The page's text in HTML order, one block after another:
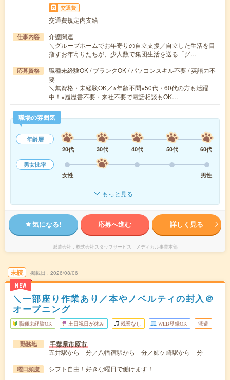
交通費
交通費規定内支給
仕事内容
介護関連
＼グループホームでお年寄りの自立支援／自立した生活を目
指すお年寄りたちが、少人数で集団生活を送る「グ…
応募資格
職種未経験OK / ブランクOK / パソコンスキル不要 / 英語力不
要
＼無資格・未経験OK／※年齢不問※50代・60代の方も活躍
中！※履歴書不要・来社不要で電話相談もOK…
職場の雰囲気
年齢層
20代
30代 40代 50代
60代
男女比率
女性
男性
もっと見る
気になる! 応募へ進む 詳しく見る
派遣会社 株式会社スタッフサービス メディカル事業本部
未読
NEW
掲載日 2026/08/06
＼一部座り作業あり／本やノベルティの封入＠
オープニング
職種未経験OK 土日祝日が休み 残業なし WEB登録OK 派遣
勤務地 千葉県市原市
五井駅から---分／八幡宿駅から---分／姉ケ崎駅から---分
曜日頻度 シフト自由！好きな曜日で働けます！